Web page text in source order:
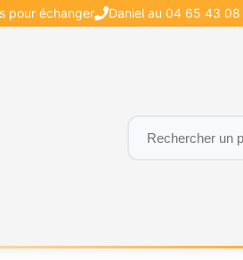
pour échanger Daniel au 04 65 43